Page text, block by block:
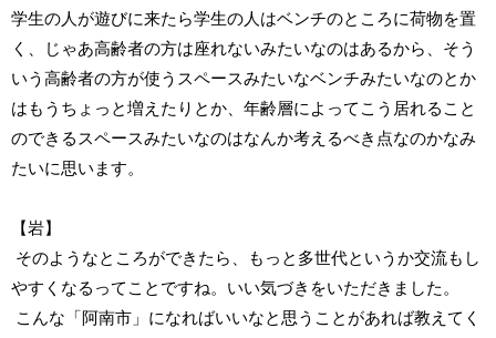
学生の人が遊びに来たら学生の人はベンチのところに荷物を置
く、じゃあ高齢者の方は座れないみたいなのはあるから、そう
いう高齢者の方が使うスペースみたいなベンチみたいなのとか
はもうちょっと増えたりとか、年齢層によってこう居れること
のできるスペースみたいなのはなんか考えるべき点なのかなみ
たいに思います。
【岩】
そのようなところができたら、もっと多世代というか交流もし
やすくなるってことですね。いい気づきをいただきました。
こんな「阿南市」になればいいなと思うことがあれば教えてく